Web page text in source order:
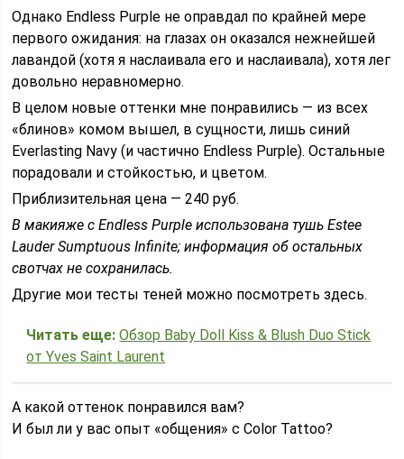
Однако Endless Purple не оправдал по крайней мере
первого ожидания: на глазах он оказался нежнейшей
лавандой (хотя я наслаивала его и наслаивала), хотя лег
довольно неравномерно.
В целом новые оттенки мне понравились — из всех
«блинов» комом вышел, в сущности, лишь синий
Everlasting Navy (и частично Endless Purple). Остальные
порадовали и стойкостью, и цветом.
Приблизительная цена — 240 руб.
В макияже с Endless Purple использована тушь Estee
Lauder Sumptuous Infinite; информация об остальных
свотчах не сохранилась.
Другие мои тесты теней можно посмотреть здесь.
Читать еще: Обзор Baby Doll Kiss & Blush Duo Stick
от Yves Saint Laurent
А какой оттенок понравился вам?
И был ли у вас опыт «общения» с Color Tattoo?